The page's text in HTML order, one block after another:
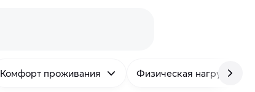
Комфорт проживания Физическая нагрузка